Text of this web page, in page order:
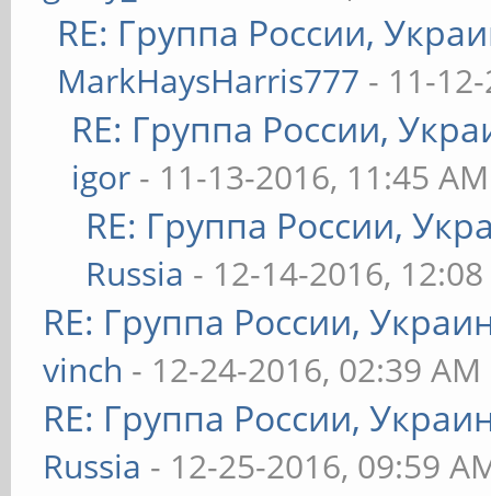
RE: Группа России,
MarkHaysHarris777 - 11-
RE: Группа России,
igor - 11-13-2016, 11:45 AM
RE: Группа России,
Russia - 12-14-2016,
RE: Группа России,
vinch - 12-24-2016, 02:39 AM
RE: Группа России,
Russia - 12-25-2016, 09:59